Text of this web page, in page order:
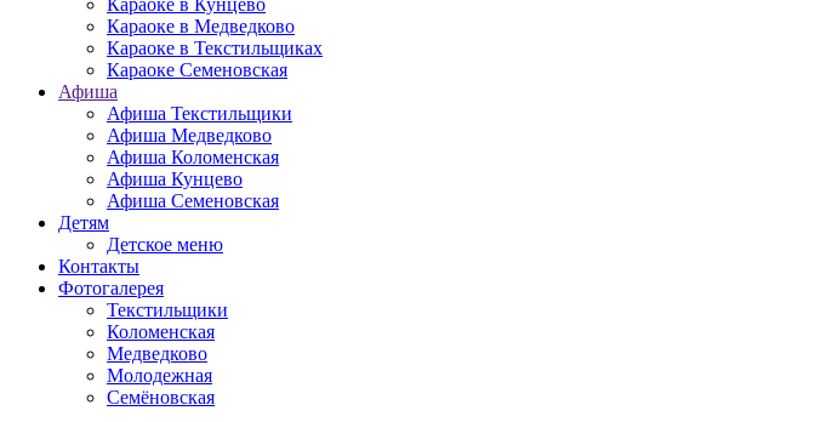
Караоке в Кунцево
Караоке в Медведково
Караоке в Текстильщиках
Караоке Семеновская
Афиша
Афиша Текстильщики
Афиша Медведково
Афиша Коломенская
Афиша Кунцево
Афиша Семеновская
Детям
Детское меню
Контакты
Фотогалерея
Текстильщики
Коломенская
Медведково
Молодежная
Семёновская